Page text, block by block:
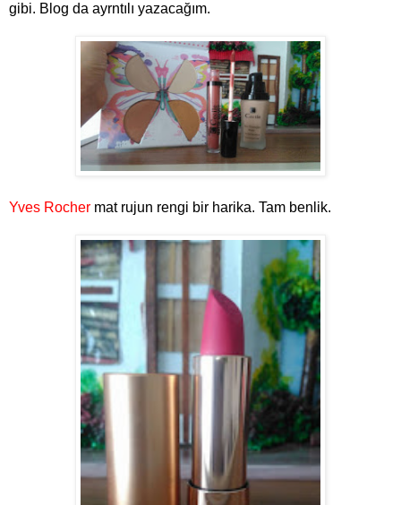
gibi. Blog da ayrntılı yazacağım.
Yves Rocher mat rujun rengi bir harika. Tam benlik.